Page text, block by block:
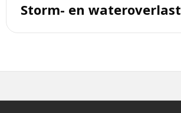
Storm- en wateroverlast